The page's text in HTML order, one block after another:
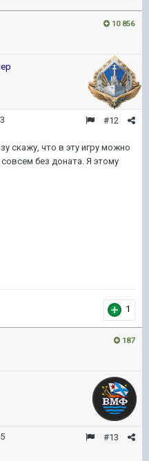
10 856
#12
скажу, что в эту игру можно
без доната. Я этому
1
187
#13